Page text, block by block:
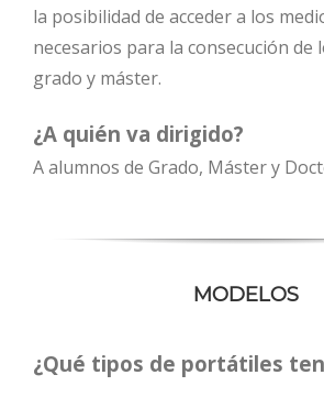
la posibilidad de acceder a los
necesarios para la consecución de
grado y máster.
¿A quién va dirigido?
A alumnos de Grado, Máster y
MODELOS
¿Qué tipos de portátiles